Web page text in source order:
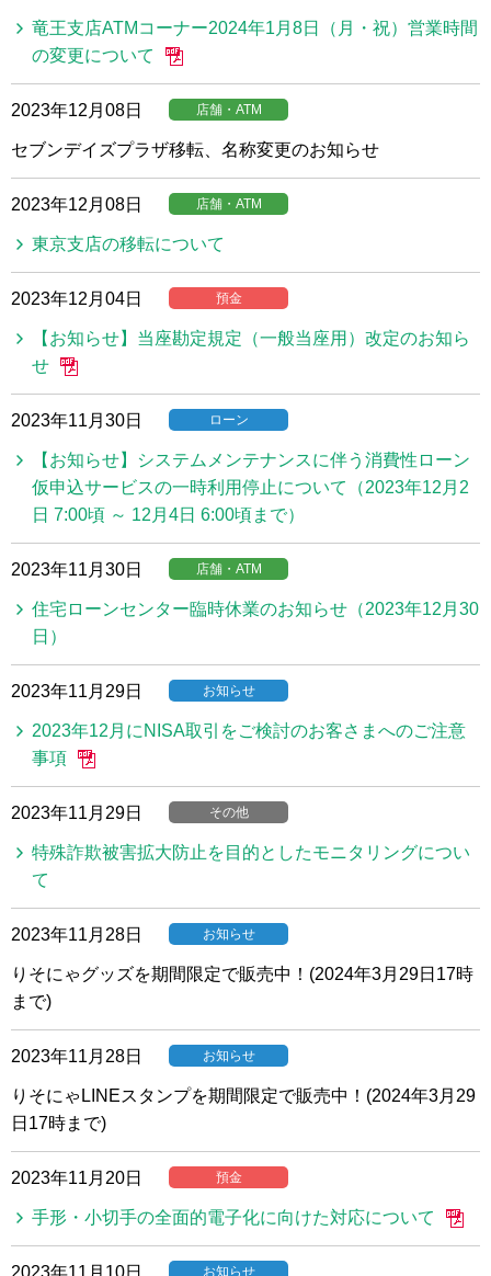
竜王支店ATMコーナー2024年1月8日（月・祝）営業時間
の変更について
2023年12月08日 店舗・ATM
セブンデイズプラザ移転、名称変更のお知らせ
2023年12月08日 店舗・ATM
東京支店の移転について
2023年12月04日 預金
【お知らせ】当座勘定規定（一般当座用）改定のお知ら
せ
2023年11月30日 ローン
【お知らせ】システムメンテナンスに伴う消費性ローン
仮申込サービスの一時利用停止について（2023年12月2
日 7:00頃 ～ 12月4日 6:00頃まで）
2023年11月30日 店舗・ATM
住宅ローンセンター臨時休業のお知らせ（2023年12月30
日）
2023年11月29日 お知らせ
2023年12月にNISA取引をご検討のお客さまへのご注意
事項
2023年11月29日 その他
特殊詐欺被害拡大防止を目的としたモニタリングについ
て
2023年11月28日 お知らせ
りそにゃグッズを期間限定で販売中！(2024年3月29日17時
まで)
2023年11月28日 お知らせ
りそにゃLINEスタンプを期間限定で販売中！(2024年3月29
日17時まで)
2023年11月20日 預金
手形・小切手の全面的電子化に向けた対応について
2023年11月10日 お知らせ